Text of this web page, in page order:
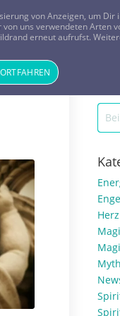
Magazin
von Anzeigen, um
uns verwendeten Arten
erneut aufrufst.